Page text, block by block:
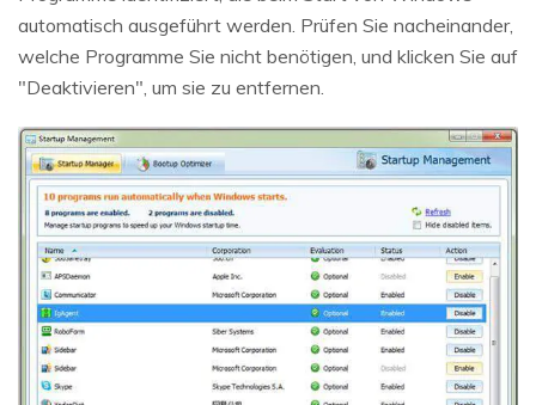
automatisch ausgeführt werden. Prüfen Sie nacheinander,
welche Programme Sie nicht benötigen, und klicken Sie auf
"Deaktivieren", um sie zu entfernen.